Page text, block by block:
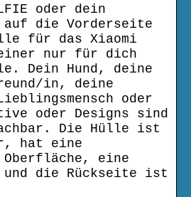
oder dein
die Vorderseite
für das Xiaomi
einer nur für dich
Dein Hund, deine
in, deine
oder
oder Designs sind
Die Hülle ist
hat eine
eine
und die Rückseite ist